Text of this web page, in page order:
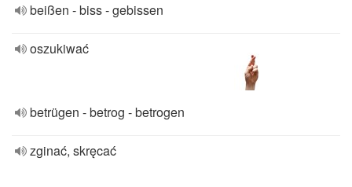
beißen - biss - gebissen
oszukiwać
betrügen - betrog - betrogen
zginać, skręcać